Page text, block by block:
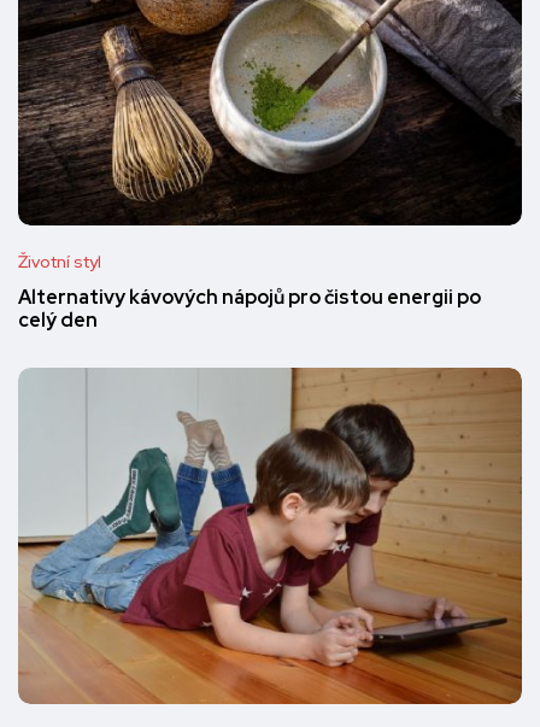
Životní styl
Alternativy kávových nápojů pro čistou energii po
celý den